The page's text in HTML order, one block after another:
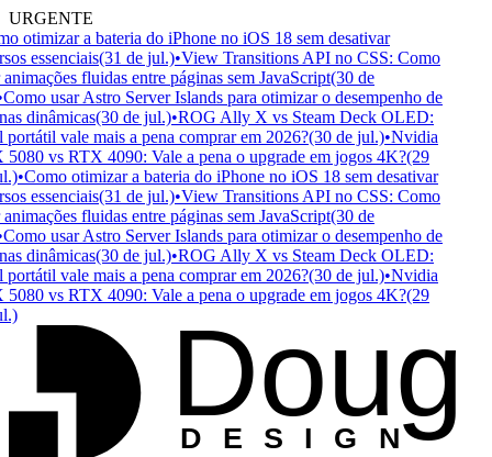
URGENTE
otimizar a bateria do iPhone no iOS 18 sem desativar
essenciais(31 de jul.)•View Transitions API no CSS: Como
fluidas entre páginas sem JavaScript(30 de
usar Astro Server Islands para otimizar o desempenho de
dinâmicas(30 de jul.)•ROG Ally X vs Steam Deck OLED:
vale mais a pena comprar em 2026?(30 de jul.)•Nvidia
vs RTX 4090: Vale a pena o upgrade em jogos 4K?(29
•Como otimizar a bateria do iPhone no iOS 18 sem desativar
essenciais(31 de jul.)•View Transitions API no CSS: Como
fluidas entre páginas sem JavaScript(30 de
usar Astro Server Islands para otimizar o desempenho de
dinâmicas(30 de jul.)•ROG Ally X vs Steam Deck OLED:
vale mais a pena comprar em 2026?(30 de jul.)•Nvidia
vs RTX 4090: Vale a pena o upgrade em jogos 4K?(29
D ESIGN
Doug